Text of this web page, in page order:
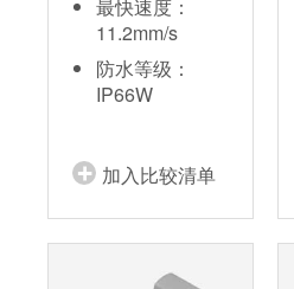
最快速度：
11.2mm/s
防水等级：
IP66W
加入比较清单